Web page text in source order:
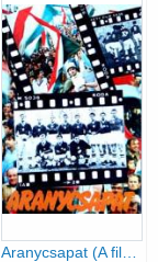
Aranycsapat (A film születése, és ami a filmből kimaradt...)